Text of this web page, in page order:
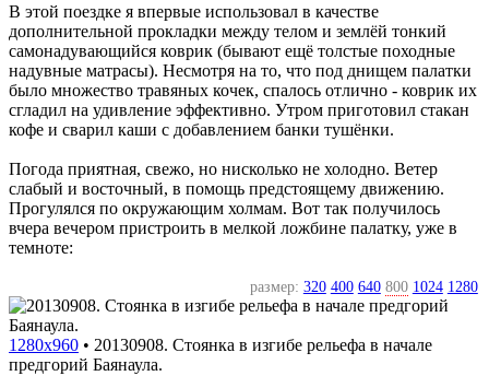
В этой поездке я впервые использовал в качестве
дополнительной прокладки между телом и землёй тонкий
самонадувающийся коврик (бывают ещё толстые походные
надувные матрасы). Несмотря на то, что под днищем палатки
было множество травяных кочек, спалось отлично - коврик их
сгладил на удивление эффективно. Утром приготовил стакан
кофе и сварил каши с добавлением банки тушёнки.
Погода приятная, свежо, но нисколько не холодно. Ветер
слабый и восточный, в помощь предстоящему движению.
Прогулялся по окружающим холмам. Вот так получилось
вчера вечером пристроить в мелкой ложбине палатку, уже в
темноте:
размер: 320 400 640 800 1024 1280
1280x960 • 20130908. Стоянка в изгибе рельефа в начале
предгорий Баянаула.